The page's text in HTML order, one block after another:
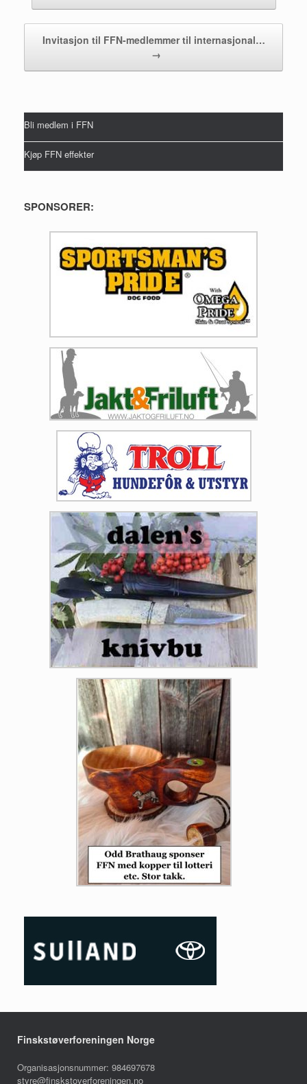
Invitasjon til FFN-medlemmer til internasjonal…
→
Bli medlem i FFN
Kjøp FFN effekter
SPONSORER:
Finskstøverforeningen Norge
Organisasjonsnummer: 984697678
styre@finskstoverforeningen.no